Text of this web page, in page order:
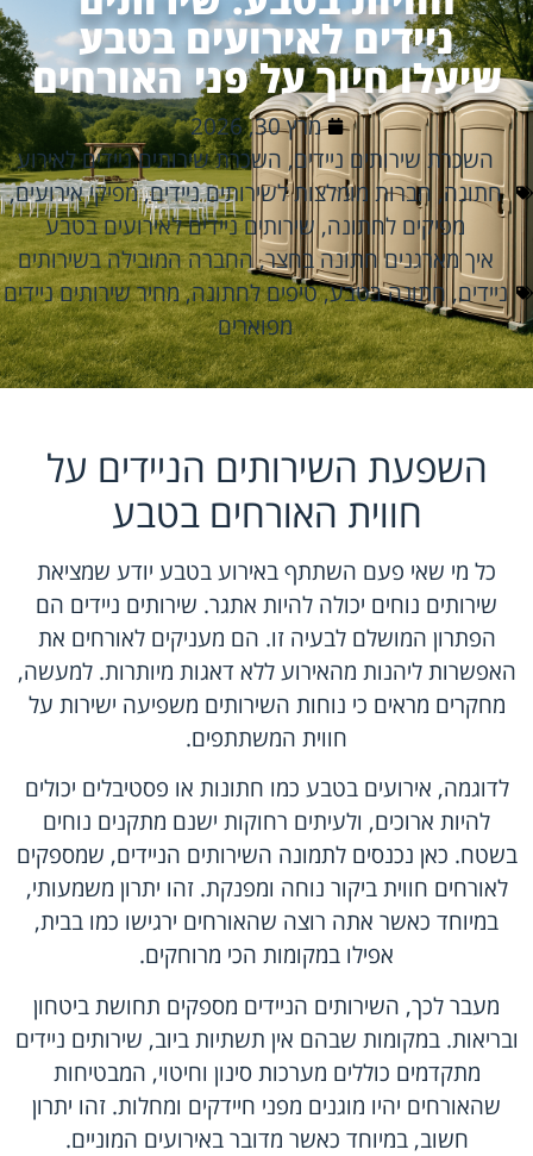
ניידים לאירועים בטבע
שיעלו חיוך על פני האורחים
מרץ 30, 2026
השכרת שירותים ניידים, השכרת שירותים ניידים לאירוע
חתונה, חברות מומלצות לשירותים ניידים,מפיקי אירועים,
מפיקים לחתונה,שירותים ניידים לאירועים בטבע
איך מארגנים חתונה בחצר,החברה המובילה בשירותים
ניידים, חתונה בטבע,טיפים לחתונה,מחיר שירותים ניידים
מפוארים
השפעת השירותים הניידים על
חווית האורחים בטבע
כל מי שאי פעם השתתף באירוע בטבע יודע שמציאת
שירותים נוחים יכולה להיות אתגר. שירותים ניידים הם
הפתרון המושלם לבעיה זו. הם מעניקים לאורחים את
האפשרות ליהנות מהאירוע ללא דאגות מיותרות. למעשה,
מחקרים מראים כי נוחות השירותים משפיעה ישירות על
חווית המשתתפים.
לדוגמה, אירועים בטבע כמו חתונות או פסטיבלים יכולים
להיות ארוכים, ולעיתים רחוקות ישנם מתקנים נוחים
בשטח. כאן נכנסים לתמונה השירותים הניידים, שמספקים
לאורחים חווית ביקור נוחה ומפנקת. זהו יתרון משמעותי,
במיוחד כאשר אתה רוצה שהאורחים ירגישו כמו בבית,
אפילו במקומות הכי מרוחקים.
מעבר לכך, השירותים הניידים מספקים תחושת ביטחון
ובריאות. במקומות שבהם אין תשתיות ביוב, שירותים ניידים
מתקדמים כוללים מערכות סינון וחיטוי, המבטיחות
שהאורחים יהיו מוגנים מפני חיידקים ומחלות. זהו יתרון
חשוב, במיוחד כאשר מדובר באירועים המוניים.